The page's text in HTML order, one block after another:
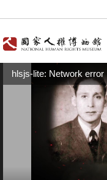
hlsjs-lite: Network error